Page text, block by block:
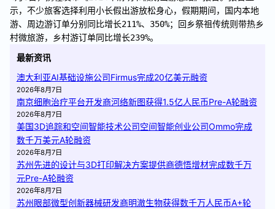
示，不少旅客选择利用小长假出游放松身心，假期期间，国内本地
游、周边游订单分别同比增长211%、350%；回乡祭祖传统则带热乡
村微旅游，乡村游订单同比增长239%。
最新资讯
澳大利亚AI基础设施公司Firmus完成20亿美元融资
2026年8月7日
南京细胞治疗平台开发商河络新图获得1.5亿人民币Pre-A轮融资
2026年8月7日
美国3D追踪和空间智能技术公司空间智能创业公司Ommo完成
数千万美元A轮融资
2026年8月7日
苏州先进的设计与3D打印解决方案提供商德悟增材完成数千万
元Pre-A轮融资
2026年8月7日
苏州眼部微型创新器械研发商明澈生物获得数千万人民币A+轮